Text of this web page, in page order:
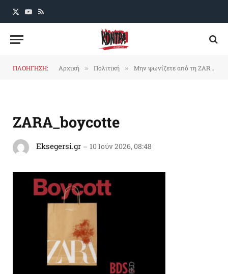
X
YouTube
RSS
ΠΛΟΗΓΗΣΗ: Αρχική » Πολιτική » Μην ψωνίζετε από τη ZARA – Στηρίζει τη γενοκτονία στην Παλαιστίνη
ZARA_boycotte
Eksegersi.gr 10 Ιούν 2026, 08:48